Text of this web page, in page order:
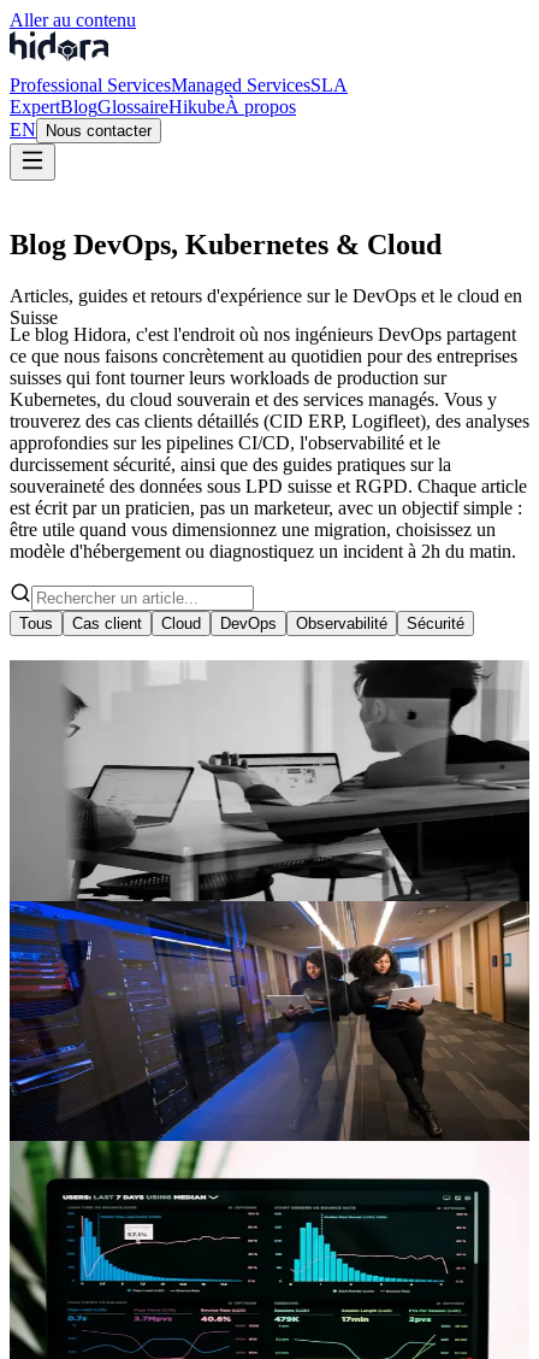
Aller au contenu
Professional ServicesManaged ServicesSLA
ExpertBlogGlossaireHikubeÀ propos
EN
Nous contacter
Blog DevOps, Kubernetes & Cloud
Articles, guides et retours d'expérience sur le DevOps et le cloud en
Suisse
Le blog Hidora, c'est l'endroit où nos ingénieurs DevOps partagent
ce que nous faisons concrètement au quotidien pour des entreprises
suisses qui font tourner leurs workloads de production sur
Kubernetes, du cloud souverain et des services managés. Vous y
trouverez des cas clients détaillés (CID ERP, Logifleet), des analyses
approfondies sur les pipelines CI/CD, l'observabilité et le
durcissement sécurité, ainsi que des guides pratiques sur la
souveraineté des données sous LPD suisse et RGPD. Chaque article
est écrit par un praticien, pas un marketeur, avec un objectif simple :
être utile quand vous dimensionnez une migration, choisissez un
modèle d'hébergement ou diagnostiquez un incident à 2h du matin.
Tous Cas client Cloud DevOps Observabilité Sécurité
Guide Zabbix : monitoring open source
Apprenez à déployer et configurer Zabbix pour le monitoring de
votre réseau et de vos applications, avec un guide d'installation pas à
pas sur Hidora.
Mattia Eleuteri
10 mai
Sécurité
12 min
ModSecurity WAF : protéger vos
applications web
ModSecurity, WAF open-source pour protéger vos applis contre
XSS, SQL injection et l'OWASP Top 10. Guide d'implémentation
sur Kubernetes avec Ingress NGINX.
29 avr.
DevOps
7 min
Docker : supprimer images, conteneurs et
volumes
Nettoyez images, conteneurs et volumes Docker avec docker rmi,
rm, volume rm et system prune. Bonnes pratiques Kubernetes
incluses.